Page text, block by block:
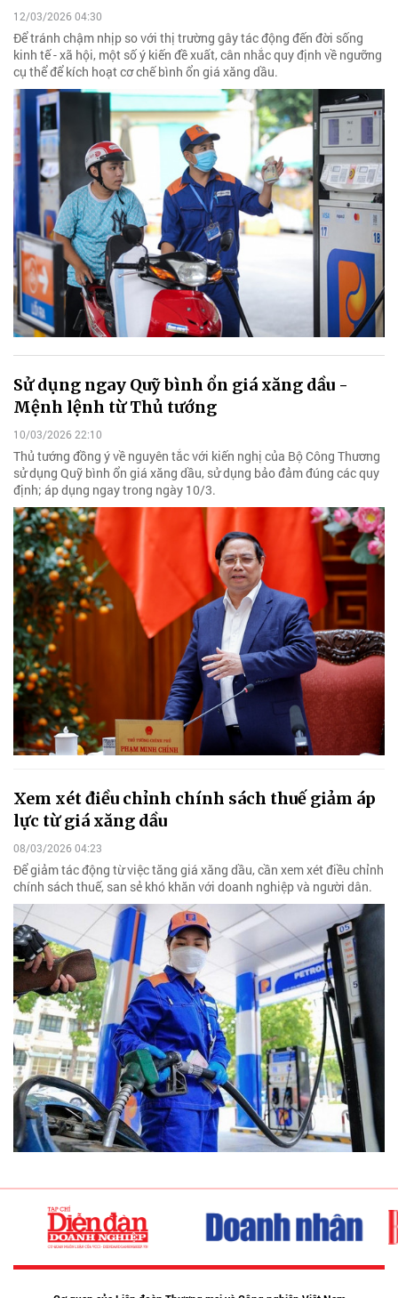
12/03/2026 04:30
Để tránh chậm nhịp so với thị trường gây tác động đến đời sống
kinh tế - xã hội, một số ý kiến đề xuất, cân nhắc quy định về ngưỡng
cụ thể để kích hoạt cơ chế bình ổn giá xăng dầu.
Sử dụng ngay Quỹ bình ổn giá xăng dầu -
Mệnh lệnh từ Thủ tướng
10/03/2026 22:10
Thủ tướng đồng ý về nguyên tắc với kiến nghị của Bộ Công Thương
sử dụng Quỹ bình ổn giá xăng dầu, sử dụng bảo đảm đúng các quy
định; áp dụng ngay trong ngày 10/3.
Xem xét điều chỉnh chính sách thuế giảm áp
lực từ giá xăng dầu
08/03/2026 04:23
Để giảm tác động từ việc tăng giá xăng dầu, cần xem xét điều chỉnh
chính sách thuế, san sẻ khó khăn với doanh nghiệp và người dân.